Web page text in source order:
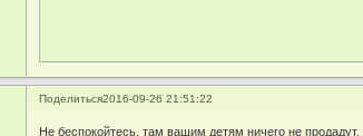
Поделиться2016-09-26 21:51:22
Не беспокойтесь, там вашим детям ничего не продадут,